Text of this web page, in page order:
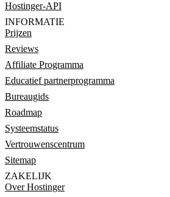
Hostinger-API
INFORMATIE
Prijzen
Reviews
Affiliate Programma
Educatief partnerprogramma
Bureaugids
Roadmap
Systeemstatus
Vertrouwenscentrum
Sitemap
ZAKELIJK
Over Hostinger